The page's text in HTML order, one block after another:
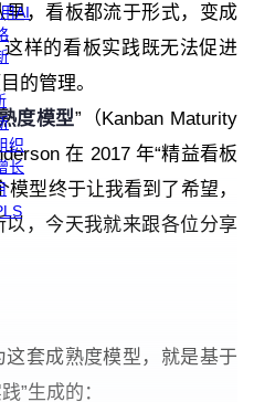
AI
织
长
，看板都流于形式，变成
样的看板实践既无法促进
的管理。
度模型”（Kanban Maturity
在 2017 年“精益看板
型终于让我看到了希望，
，今天我就来跟各位分享
套成熟度模型，就是基于
”生成的：